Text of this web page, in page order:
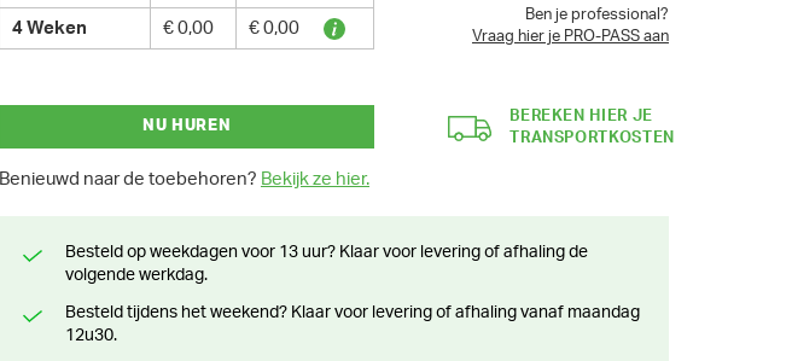
4 Weken € 0,00 € 0,00
Ben je professional?
Vraag hier je PRO-PASS aan
NU HUREN
Benieuwd naar de toebehoren? Bekijk ze hier.
BEREKEN HIER JE
TRANSPORTKOSTEN
Besteld op weekdagen voor 13 uur? Klaar voor levering of afhaling de
volgende werkdag.
Besteld tijdens het weekend? Klaar voor levering of afhaling vanaf maandag
12u30.